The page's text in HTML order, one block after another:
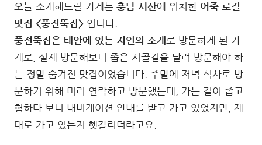
오늘 소개해드릴 가게는 충남 서산에 위치한 어죽 로컬
맛집 <풍전뚝집> 입니다.
풍전뚝집은 태안에 있는 지인의 소개로 방문하게 된 가
게로, 실제 방문해보니 좁은 시골길을 달려 방문해야 하
는 정말 숨겨진 맛집이었습니다. 주말에 저녁 식사로 방
문하기 위해 미리 연락하고 방문했는데, 가는 길이 좁고
험하다 보니 내비게이션 안내를 받고 가고 있었지만, 제
대로 가고 있는지 헷갈리더라고요.